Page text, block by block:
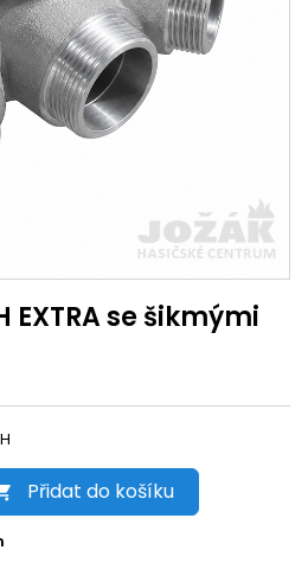
EXTRA se šikmými
Přidat do košíku